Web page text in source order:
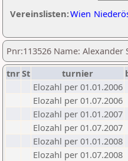
Vereinslisten:Wien
Pnr:113526 Name: Alexander
tnrSt turnier
Elozahl per 01.01.2006
Elozahl per 01.07.2006
Elozahl per 01.01.2007
Elozahl per 01.07.2007
Elozahl per 01.01.2008
Elozahl per 01.07.2008